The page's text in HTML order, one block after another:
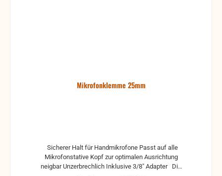
Mikrofonklemme 25mm
Mikrofonstative Kopf zur optimalen Ausrichtung
neigbar Unzerbrechlich Inklusive 3/8" Adapter Die